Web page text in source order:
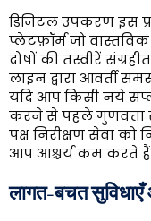
डिजिटल उपकरण इस
प्लेटफ़ॉर्म जो
दोषों की तस्वीरें
लाइन द्वारा आवर्ती
यदि आप किसी नये
करने से पहले गुणवत्ता
पक्ष निरीक्षण सेवा
आप आश्चर्य कम करते
लागत-बचत